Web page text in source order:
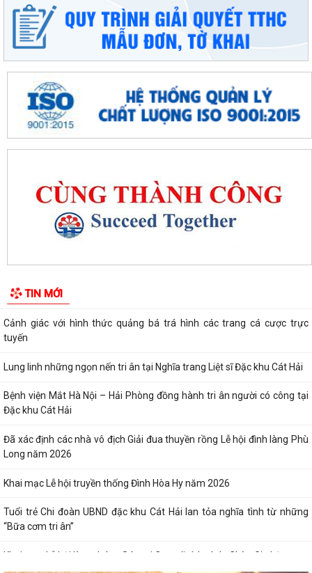
TIN MỚI
triển kinh tế tư nhân
Sinh hoạt chuyên đề gắn với học tập và làm theo Bác, nâng cao chất
lượng hoạt động của Chi bộ Cơ...
trọng tâm năm 2026
Người đứng đầu cấp ủy, chính quyền Đặc khu Cát Hải đối thoại trực tiếp
Đặc khu Cát Hải triển khai học tập, quán triệt Nghị quyết Hội nghị Trung
ương 3 khóa XIV
khỏe toàn dân năm 2026"
Cảnh giác với hình thức quảng bá trá hình các trang cá cược trực
tuyến
Lung linh những ngọn nến tri ân tại Nghĩa trang Liệt sĩ Đặc khu Cát Hải
Bệnh viện Mắt Hà Nội – Hải Phòng đồng hành tri ân người có công tại
Đặc khu Cát Hải
Đã xác định các nhà vô địch Giải đua thuyền rồng Lễ hội đình làng Phù
Long năm 2026
Khai mạc Lễ hội truyền thống Đình Hòa Hy năm 2026
Tuổi trẻ Chi đoàn UBND đặc khu Cát Hải lan tỏa nghĩa tình từ những
“Bữa cơm tri ân”
Khai mạc Lễ hội làng tháng Sáu tại Cụm di tích Đình, Chùa Gia Lộc